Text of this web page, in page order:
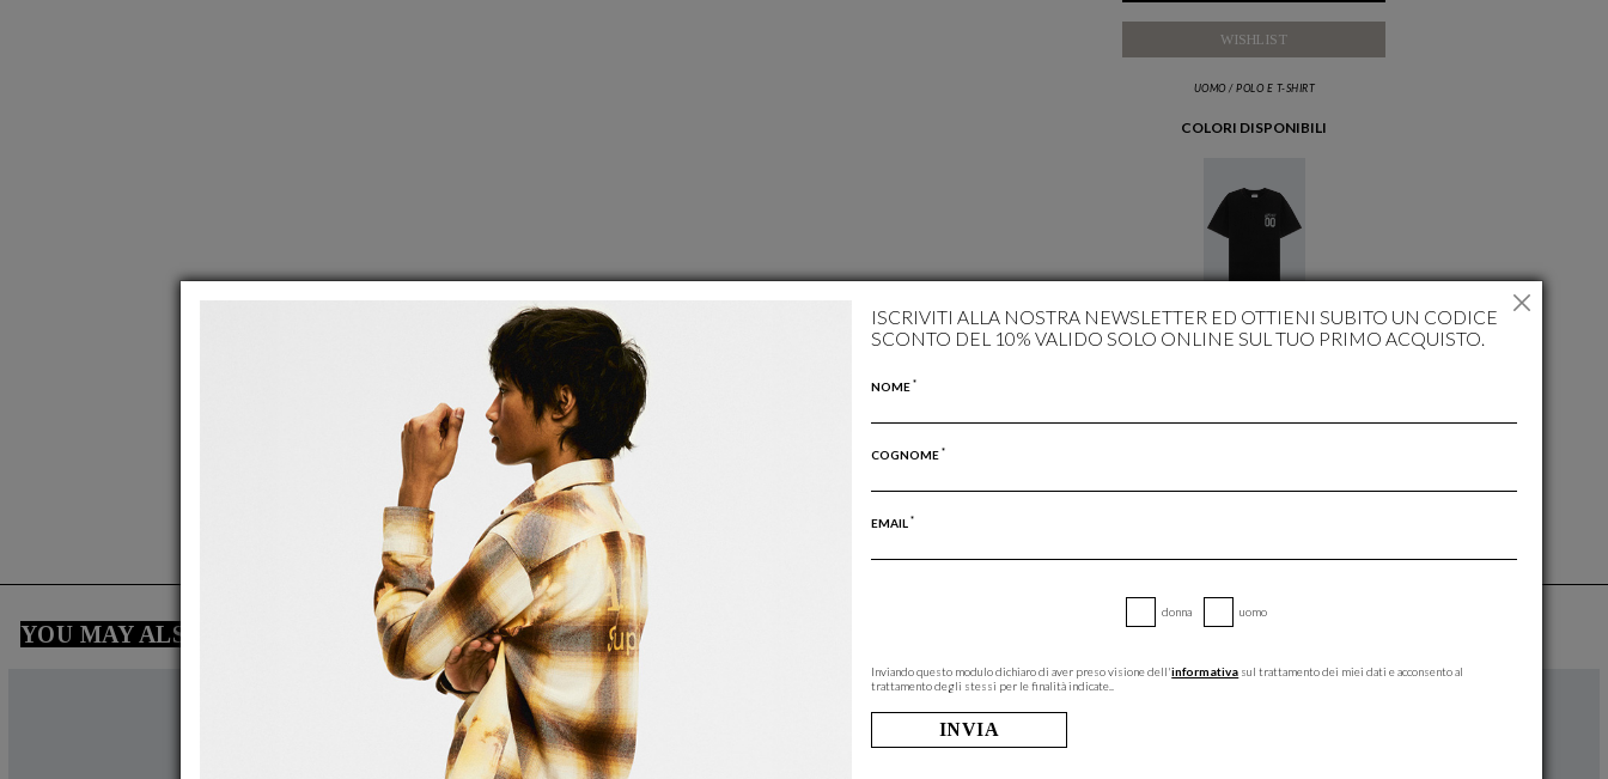
WISHLIST
UOMO/POLO E T-SHIRT
COLORI DISPONIBILI
YOU MAY ALSO LIKE
ISCRIVITI ALLA NOSTRA NEWSLETTER ED OTTIENI SUBITO UN CODICE
SCONTO DEL 10% VALIDO SOLO ONLINE SUL TUO PRIMO ACQUISTO.
NOME*
COGNOME*
EMAIL*
donna uomo
Inviando questo modulo dichiaro di aver preso visione dell'informativa sul trattamento dei miei dati e acconsento al
trattamento degli stessi per le finalità indicate..
INVIA